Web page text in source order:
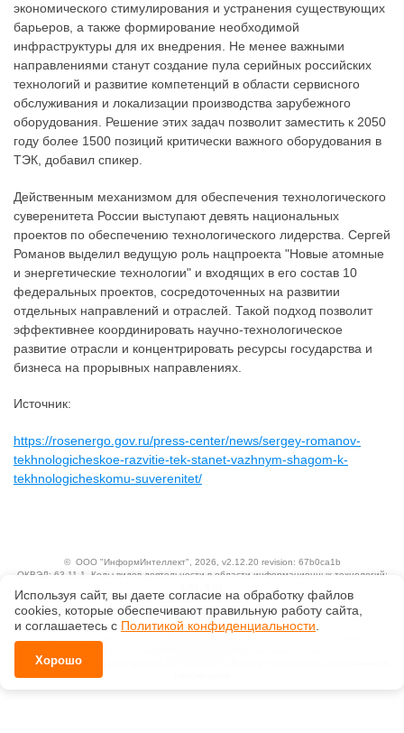
экономического стимулирования и устранения существующих
барьеров, а также формирование необходимой
инфраструктуры для их внедрения. Не менее важными
направлениями станут создание пула серийных российских
технологий и развитие компетенций в области сервисного
обслуживания и локализации производства зарубежного
оборудования. Решение этих задач позволит заместить к 2050
году более 1500 позиций критически важного оборудования в
ТЭК, добавил спикер.
Действенным механизмом для обеспечения технологического
суверенитета России выступают девять национальных
проектов по обеспечению технологического лидерства. Сергей
Романов выделил ведущую роль нацпроекта "Новые атомные
и энергетические технологии" и входящих в его состав 10
федеральных проектов, сосредоточенных на развитии
отдельных направлений и отраслей. Такой подход позволит
эффективнее координировать научно-технологическое
развитие отрасли и концентрировать ресурсы государства и
бизнеса на прорывных направлениях.
Источник:
https://rosenergo.gov.ru/press-center/news/sergey-romanov-
tekhnologicheskoe-razvitie-tek-stanet-vazhnym-shagom-k-
tekhnologicheskomu-suverenitet/
© ООО "ИнформИнтеллект" , 2026, v2.12.20 revision: 67b0ca1b
ОКВЭД: 63.11.1, Коды видов деятельности в области информационных технологий:
Ценовая политика
Технологии
Справка о регистрации продуктов АО «Кодекс» в Реестре российского программного
Используя сайт, вы даете согласие на обработку файлов
сооkiеs, которые обеспечивают правильную работу сайта,
и соглашаетесь с Политикой конфиденциальности.
Хорошо